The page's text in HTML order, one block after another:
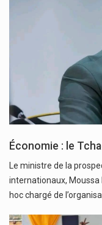
Économie : le
Le ministre de la
internationaux, Moussa
hoc chargé de